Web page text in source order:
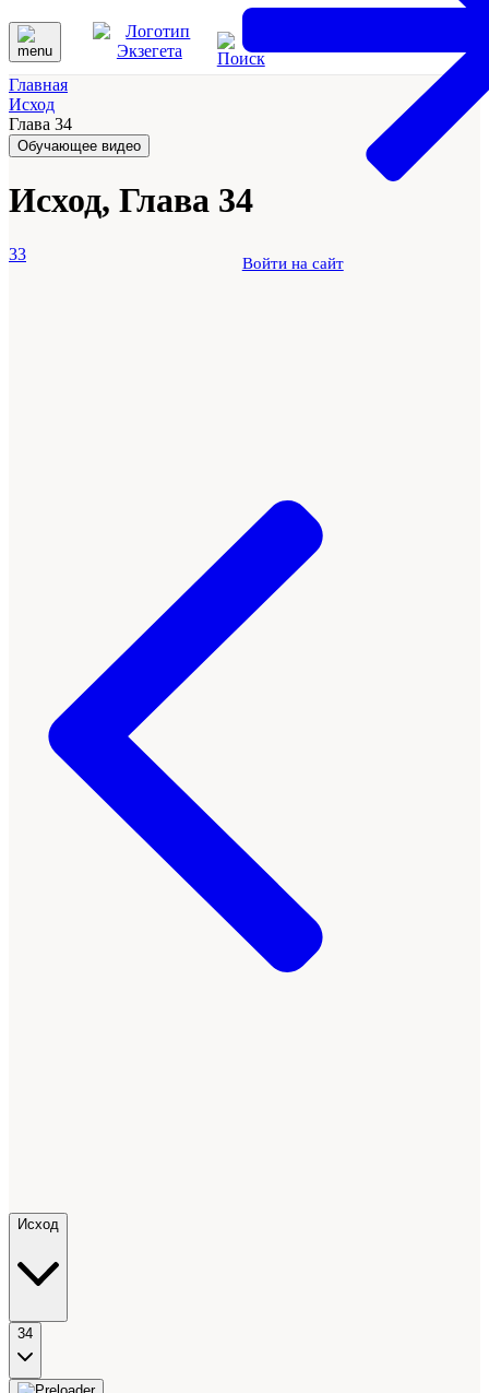
Войти на сайт
Главная
Исход
Глава 34
Обучающее видео
Исход, Глава 34
33
Исход
34